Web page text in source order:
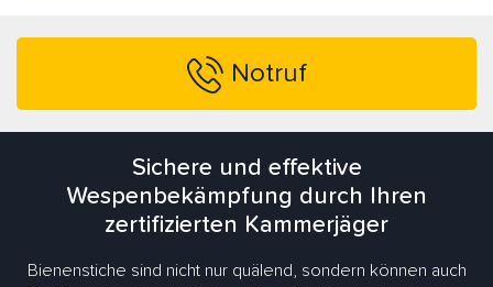
Notruf
Sichere und effektive
Wespenbekämpfung durch Ihren
zertifizierten Kammerjäger
Bienenstiche sind nicht nur quälend, sondern können auch